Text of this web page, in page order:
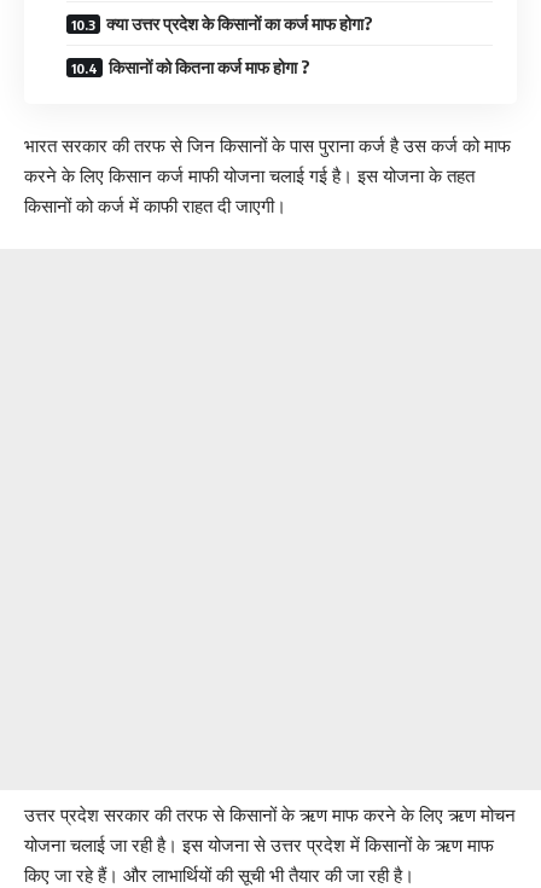
क्या उत्तर प्रदेश के किसानों का कर्ज माफ होगा?
किसानों को कितना कर्ज माफ होगा ?
भारत सरकार की तरफ से जिन किसानों के पास पुराना कर्ज है उस कर्ज को माफ
करने के लिए किसान कर्ज माफी योजना चलाई गई है। इस योजना के तहत
किसानों को कर्ज में काफी राहत दी जाएगी।
उत्तर प्रदेश सरकार की तरफ से किसानों के ऋण माफ करने के लिए ऋण मोचन
योजना चलाई जा रही है। इस योजना से उत्तर प्रदेश में किसानों के ऋण माफ
किए जा रहे हैं। और लाभार्थियों की सूची भी तैयार की जा रही है।